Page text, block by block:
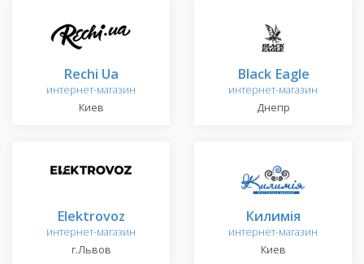
Rechi Ua
интернет-магазин
Киев
Black Eagle
интернет-магазин
Днепр
Elektrovoz
интернет-магазин
г.Львов
Килимія
интернет-магазин
Киев